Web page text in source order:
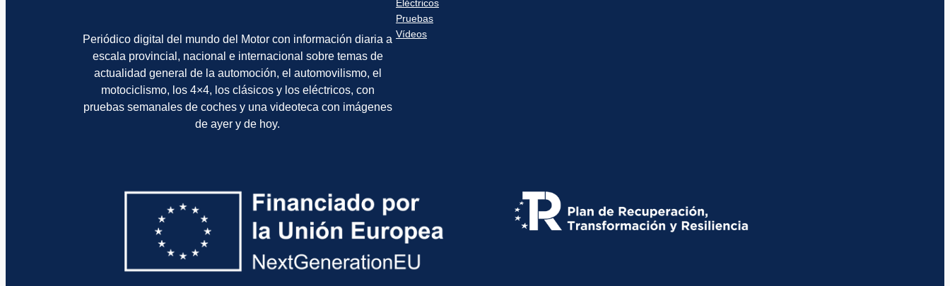
Periódico digital del mundo del Motor con información diaria a
escala provincial, nacional e internacional sobre temas de
actualidad general de la automoción, el automovilismo, el
motociclismo, los 4×4, los clásicos y los eléctricos, con
pruebas semanales de coches y una videoteca con imágenes
de ayer y de hoy.
Eléctricos
Pruebas
Vídeos